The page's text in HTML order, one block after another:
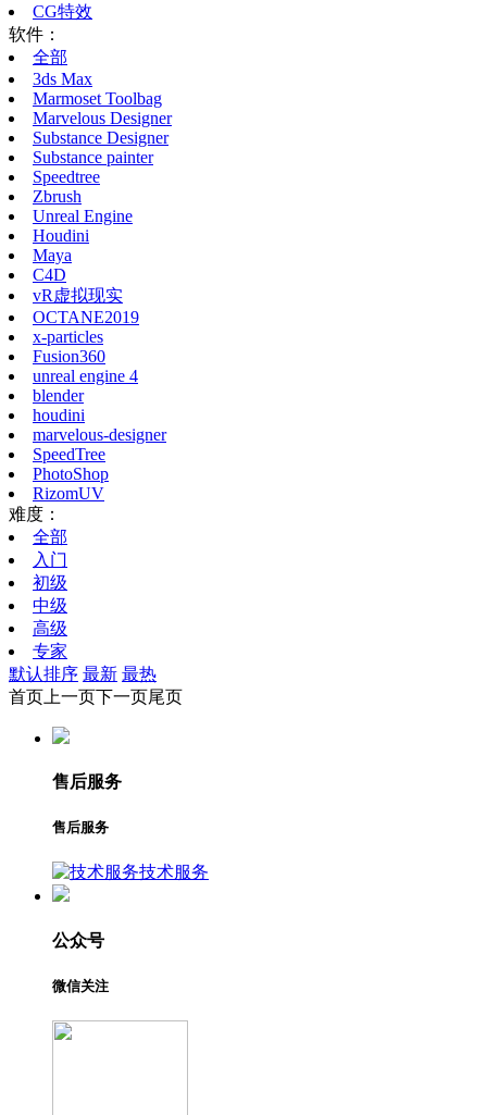
CG特效
软件：
全部
3ds Max
Marmoset Toolbag
Marvelous Designer
Substance Designer
Substance painter
Speedtree
Zbrush
Unreal Engine
Houdini
Maya
C4D
vR虚拟现实
OCTANE2019
x-particles
Fusion360
unreal engine 4
blender
houdini
marvelous-designer
SpeedTree
PhotoShop
RizomUV
难度：
全部
入门
初级
中级
高级
专家
默认排序 最新 最热
首页 上一页下一页尾页
售后服务
售后服务
技术服务
公众号
微信关注